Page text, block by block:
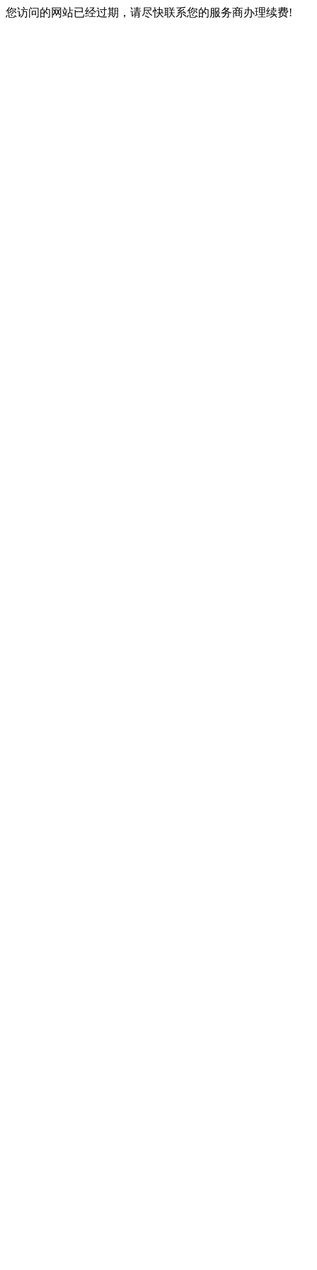
您访问的网站已经过期，请尽快联系您的服务商办理续费!